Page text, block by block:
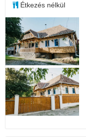
Étkezés nélkül